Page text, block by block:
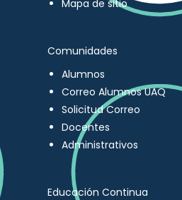
Mapa de sitio
Comunidades
Alumnos
Correo Alumnos UAQ
Solicitud Correo
Docentes
Administrativos
Educación Continua